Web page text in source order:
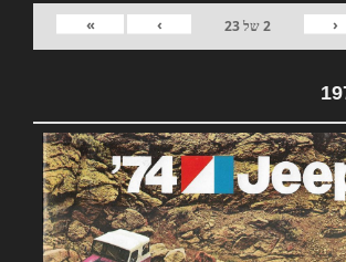
‹
2של23
›
»